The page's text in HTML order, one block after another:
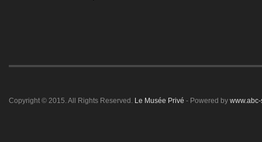
Copyright © 2015. All Rights Reserved. Le Musée Privé - Powered by